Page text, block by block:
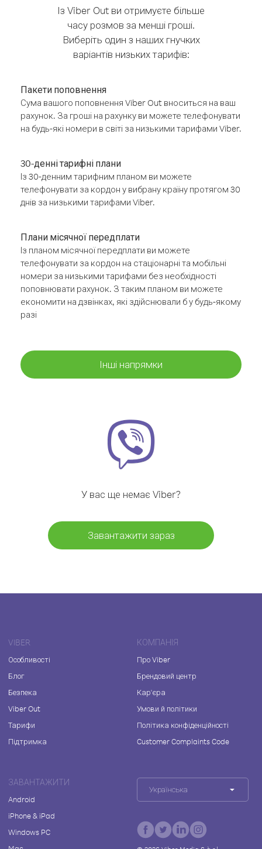
Із Viber Out ви отримуєте більше
часу розмов за менші гроші.
Виберіть один з наших гнучких
варіантів низьких тарифів:
Пакети поповнення
Сума вашого поповнення Viber Out вноситься на ваш
рахунок. За гроші на рахунку ви можете телефонувати
на будь-які номери в світі за низькими тарифами Viber.
30-денні тарифні плани
Із 30-денним тарифним планом ви можете
телефонувати за кордон у вибрану країну протягом 30
днів за низькими тарифами Viber.
Плани місячної передплати
Із планом місячної передплати ви можете
телефонувати за кордон на стаціонарні та мобільні
номери за низькими тарифами без необхідності
поповнювати рахунок. З таким планом ви можете
економити на дзвінках, які здійснювали б у будь-якому
разі
Інші напрямки
У вас ще немає Viber?
Завантажити зараз
VIBER
Особливості
Блог
Безпека
Viber Out
Тарифи
Підтримка
КОМПАНІЯ
Про Viber
Брендовий центр
Кар'єра
Умови й політики
Політика конфіденційності
Customer Complaints Code
ЗАВАНТАЖИТИ
Android
iPhone & iPad
Windows PC
Українська